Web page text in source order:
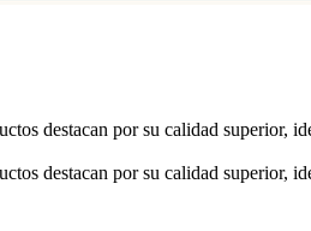
destacan por su calidad superior,
destacan por su calidad superior,